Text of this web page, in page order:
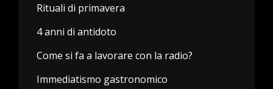
Rituali di primavera
4 anni di antidoto
Come si fa a lavorare con la radio?
Immediatismo gastronomico